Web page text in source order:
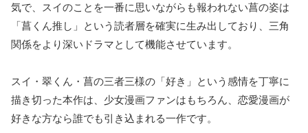
気で、スイのことを一番に思いながらも報われない菖の姿は
「菖くん推し」という読者層を確実に生み出しており、三角
関係をより深いドラマとして機能させています。
スイ・翠くん・菖の三者三様の「好き」という感情を丁寧に
描き切った本作は、少女漫画ファンはもちろん、恋愛漫画が
好きな方なら誰でも引き込まれる一作です。